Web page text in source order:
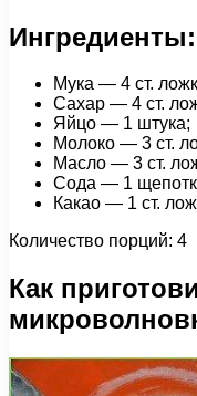
Ингредиенты:
Мука — 4 ст.
Сахар — 4 ст.
Яйцо — 1 штука;
Молоко — 3 ст.
Масло — 3 ст.
Сода — 1
Какао — 1 ст.
Количество порций: 4
Как